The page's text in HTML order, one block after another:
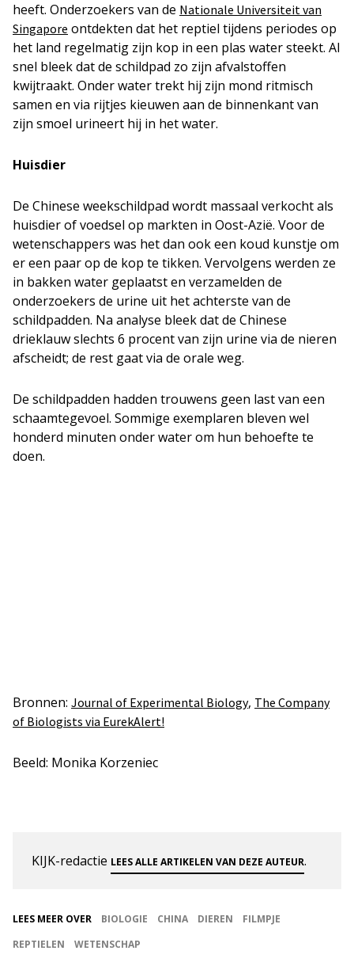
heeft. Onderzoekers van de Nationale Universiteit van
Singapore ontdekten dat het reptiel tijdens periodes op
het land regelmatig zijn kop in een plas water steekt. Al
snel bleek dat de schildpad zo zijn afvalstoffen
kwijtraakt. Onder water trekt hij zijn mond ritmisch
samen en via rijtjes kieuwen aan de binnenkant van
zijn smoel urineert hij in het water.
Huisdier
De Chinese weekschildpad wordt massaal verkocht als
huisdier of voedsel op markten in Oost-Azië. Voor de
wetenschappers was het dan ook een koud kunstje om
er een paar op de kop te tikken. Vervolgens werden ze
in bakken water geplaatst en verzamelden de
onderzoekers de urine uit het achterste van de
schildpadden. Na analyse bleek dat de Chinese
drieklauw slechts 6 procent van zijn urine via de nieren
afscheidt; de rest gaat via de orale weg.
De schildpadden hadden trouwens geen last van een
schaamtegevoel. Sommige exemplaren bleven wel
honderd minuten onder water om hun behoefte te
doen.
Bronnen: Journal of Experimental Biology, The Company
of Biologists via EurekAlert!
Beeld: Monika Korzeniec
KIJK-redactie LEES ALLE ARTIKELEN VAN DEZE AUTEUR.
LEES MEER OVER BIOLOGIE CHINA DIEREN
FILMPJE
REPTIELEN
WETENSCHAP